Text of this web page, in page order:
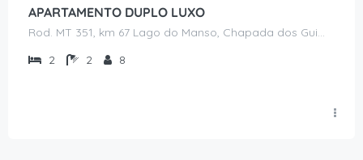
APARTAMENTO DUPLO LUXO
2
2 8